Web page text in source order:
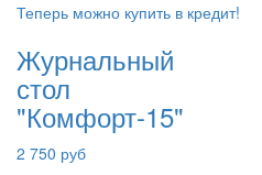
Теперь можно купить в кредит!
Журнальный
стол
"Комфорт-15"
2 750 руб